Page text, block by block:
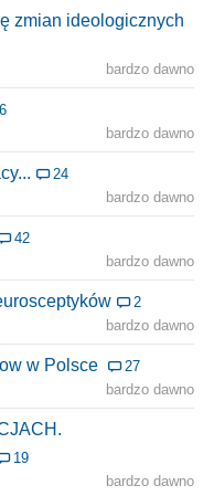
zmian ideologicznych
bardzo dawno
bardzo dawno
24
bardzo dawno
42
bardzo dawno
2
bardzo dawno
w Polsce
27
bardzo dawno
19
bardzo dawno